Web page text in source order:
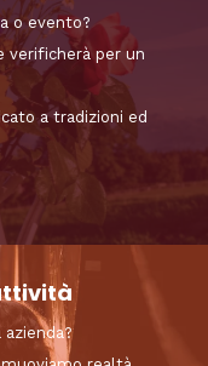
o evento?
verificherà per un
a tradizioni ed